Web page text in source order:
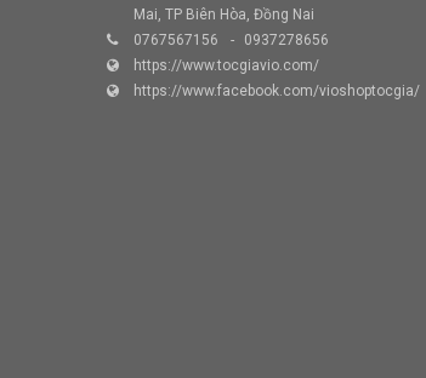
Mai, TP Biên Hòa, Đồng Nai
0767567156
0937278656
https://www.tocgiavio.com/
https://www.facebook.com/vioshoptocgia/